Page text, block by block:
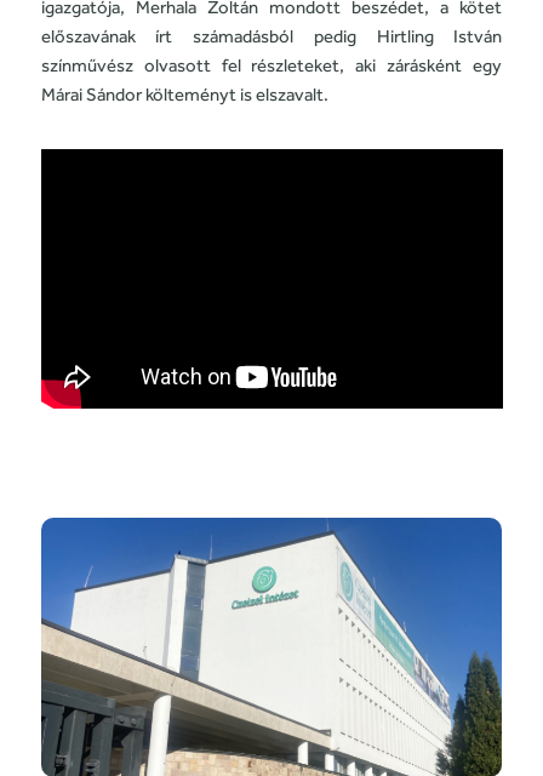
igazgatója, Merhala Zoltán mondott beszédet, a kötet
előszavának írt számadásból pedig Hirtling István
színművész olvasott fel részleteket, aki zárásként egy
Márai Sándor költeményt is elszavalt.